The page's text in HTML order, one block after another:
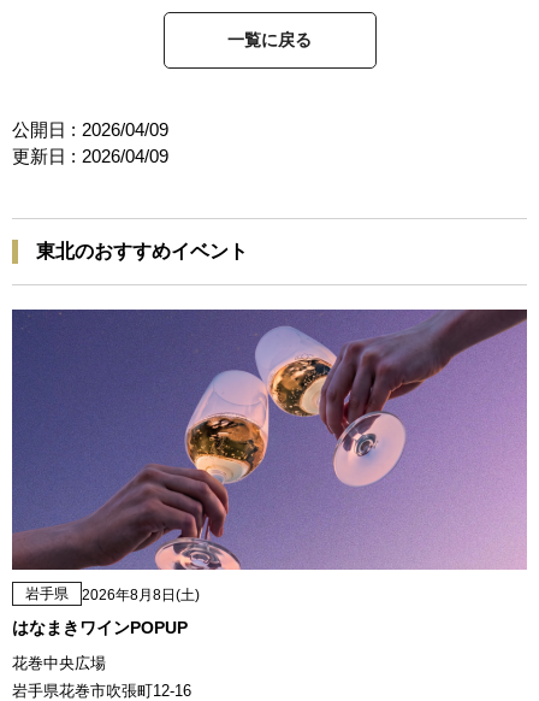
一覧に戻る
公開日 : 2026/04/09
更新日 : 2026/04/09
東北のおすすめイベント
岩手県 2026年8月8日(土)
はなまきワインPOPUP
花巻中央広場
岩手県花巻市吹張町12-16